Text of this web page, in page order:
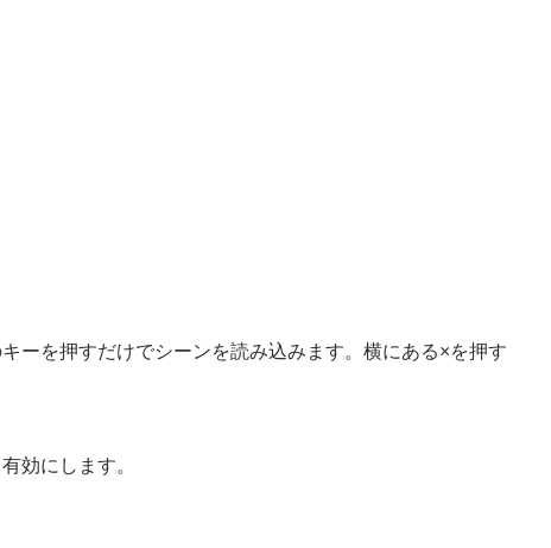
ーを押すだけでシーンを読み込みます。横にある×を押す
効にします。